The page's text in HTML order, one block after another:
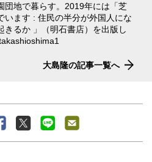
団地で暮らす。2019年には「芝
います : 住民の半分が外国人にな
きるか 」（明石書店）を出版し
大島隆の記事一覧へ